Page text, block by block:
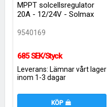
MPPT solcellsregulator
20A - 12/24V - Solmax
9540169
685 SEK/Styck
Leverans: Lämnar vårt lager
inom 1-3 dagar
KÖP